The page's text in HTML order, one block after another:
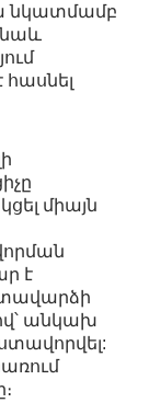
նկատմամբ
նաև
միայն
է
անկախ